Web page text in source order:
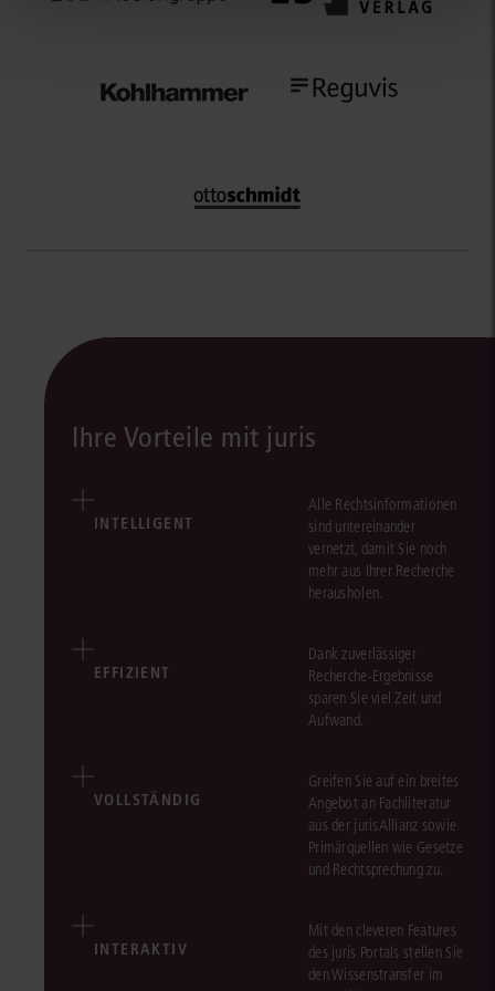
Ihre Vorteile mit juris
INTELLIGENT
Alle Rechtsinformationen
sind untereinander
vernetzt, damit Sie noch
mehr aus Ihrer Recherche
herausholen.
EFFIZIENT
Dank zuverlässiger
Recherche-Ergebnisse
sparen Sie viel Zeit und
Aufwand.
VOLLSTÄNDIG
Greifen Sie auf ein breites
Angebot an Fachliteratur
aus der jurisAllianz sowie
Primärquellen wie Gesetze
und Rechtsprechung zu.
INTERAKTIV
Mit den cleveren Features
des juris Portals stellen Sie
den Wissenstransfer im